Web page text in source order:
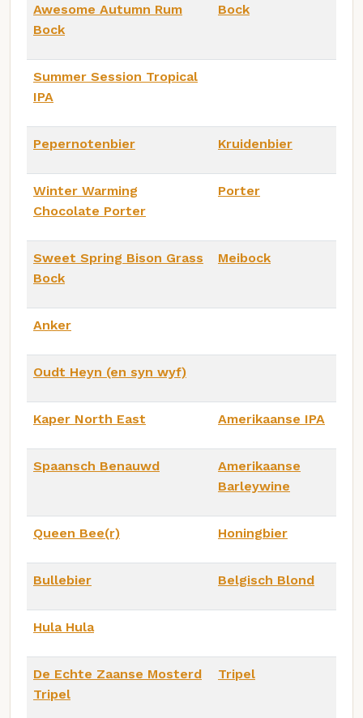
Awesome Autumn Rum
Bock
Bock
Summer Session Tropical
IPA
Pepernotenbier Kruidenbier
Winter Warming
Chocolate Porter
Porter
Sweet Spring Bison Grass
Bock
Meibock
Anker
Oudt Heyn (en syn wyf)
Kaper North East Amerikaanse IPA
Spaansch Benauwd
Amerikaanse
Barleywine
Queen Bee(r) Honingbier
Bullebier Belgisch Blond
Hula Hula
De Echte Zaanse Mosterd
Tripel
Tripel